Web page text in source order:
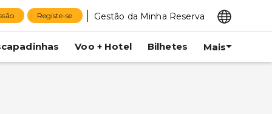
Registe-se Gestão da Minha Reserva
Voo + Hotel Bilhetes Mais